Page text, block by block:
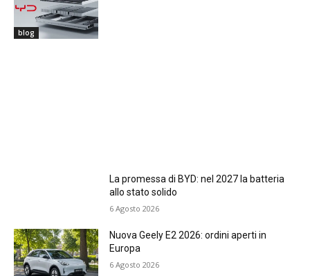
blog
La promessa di BYD: nel 2027 la batteria
allo stato solido
6 Agosto 2026
Nuova Geely E2 2026: ordini aperti in
Europa
6 Agosto 2026